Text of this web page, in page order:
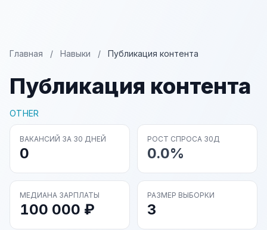
Главная / Навыки / Публикация контента
Публикация контента
OTHER
ВАКАНСИЙ ЗА 30 ДНЕЙ
0
РОСТ СПРОСА 30Д
0.0%
МЕДИАНА ЗАРПЛАТЫ
100 000 ₽
РАЗМЕР ВЫБОРКИ
3